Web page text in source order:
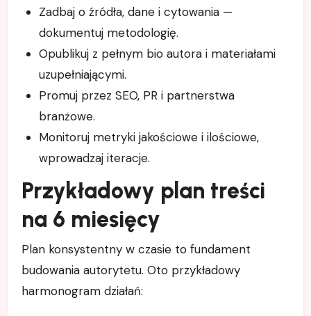
Zadbaj o źródła, dane i cytowania —
dokumentuj metodologię.
Opublikuj z pełnym bio autora i materiałami
uzupełniającymi.
Promuj przez SEO, PR i partnerstwa
branżowe.
Monitoruj metryki jakościowe i ilościowe,
wprowadzaj iteracje.
Przykładowy plan treści
na 6 miesięcy
Plan konsystentny w czasie to fundament
budowania autorytetu. Oto przykładowy
harmonogram działań: